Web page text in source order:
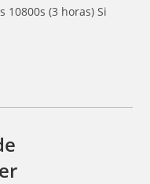
(3 horas) Si